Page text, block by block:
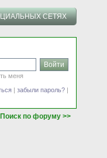
СЕТЯХ
меня
| забыли пароль? |
Поиск по форуму >>